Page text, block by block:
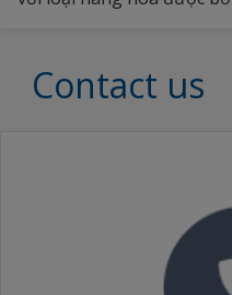
thức chuyên nghiệp để
giữ hàng hóa ở mức độ
Contact us